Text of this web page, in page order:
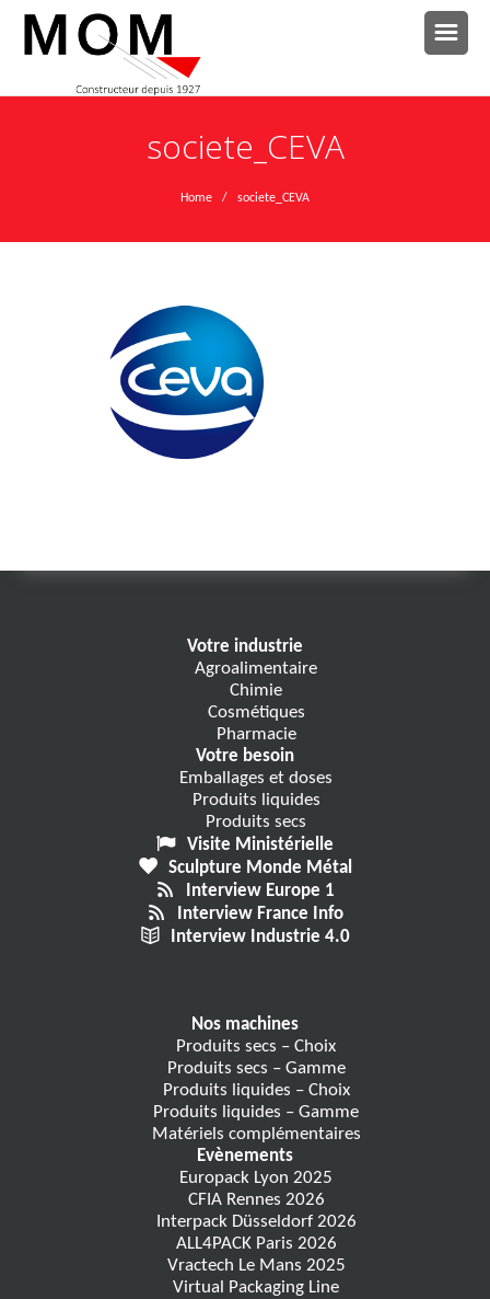
societe_CEVA
Home / societe_CEVA
Votre industrie
Agroalimentaire
Chimie
Cosmétiques
Pharmacie
Votre besoin
Emballages et doses
Produits liquides
Produits secs
Visite Ministérielle
Sculpture Monde Métal
Interview Europe 1
Interview France Info
Interview Industrie 4.0
Nos machines
Produits secs – Choix
Produits secs – Gamme
Produits liquides – Choix
Produits liquides – Gamme
Matériels complémentaires
Evènements
Europack Lyon 2025
CFIA Rennes 2026
Interpack Düsseldorf 2026
ALL4PACK Paris 2026
Vractech Le Mans 2025
Virtual Packaging Line